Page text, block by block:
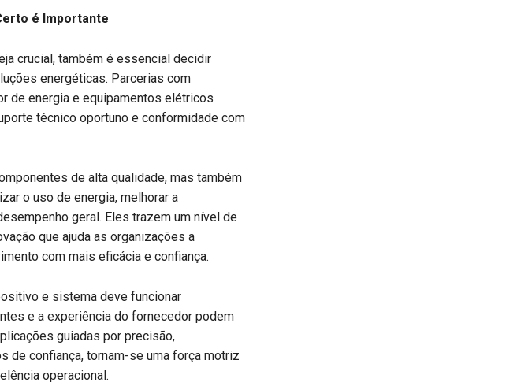
é Importante
crucial, também é essencial decidir
energéticas. Parcerias com
de energia e equipamentos elétricos
técnico oportuno e conformidade com
de alta qualidade, mas também
o uso de energia, melhorar a
geral. Eles trazem um nível de
que ajuda as organizações a
com mais eficácia e confiança.
e sistema deve funcionar
e a experiência do fornecedor podem
guiadas por precisão,
de confiança, tornam-se uma força motriz
operacional.